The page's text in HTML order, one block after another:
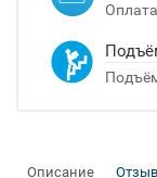
Описание